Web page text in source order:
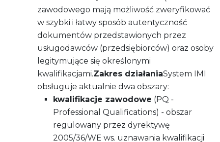
zawodowego mają możliwość zweryfikować
w szybki i łatwy sposób autentyczność
dokumentów przedstawionych przez
usługodawców (przedsiębiorców) oraz osoby
legitymujące się określonymi
kwalifikacjami.Zakres działaniaSystem IMI
obsługuje aktualnie dwa obszary:
kwalifikacje zawodowe (PQ -
Professional Qualifications) - obszar
regulowany przez dyrektywę
2005/36/WE ws. uznawania kwalifikacji